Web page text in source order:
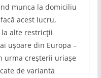
munca la domiciliu
acest lucru,
alte restricţii
uşoare din Europa –
urma creşterii uriaşe
de varianta